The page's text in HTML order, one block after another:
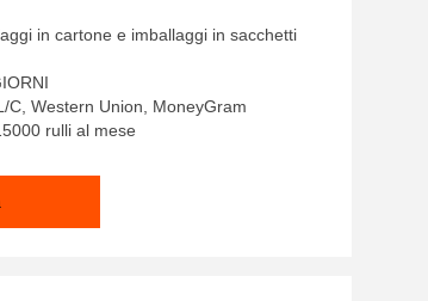
in cartone e imballaggi in sacchetti
C, Western Union, MoneyGram
rulli al mese